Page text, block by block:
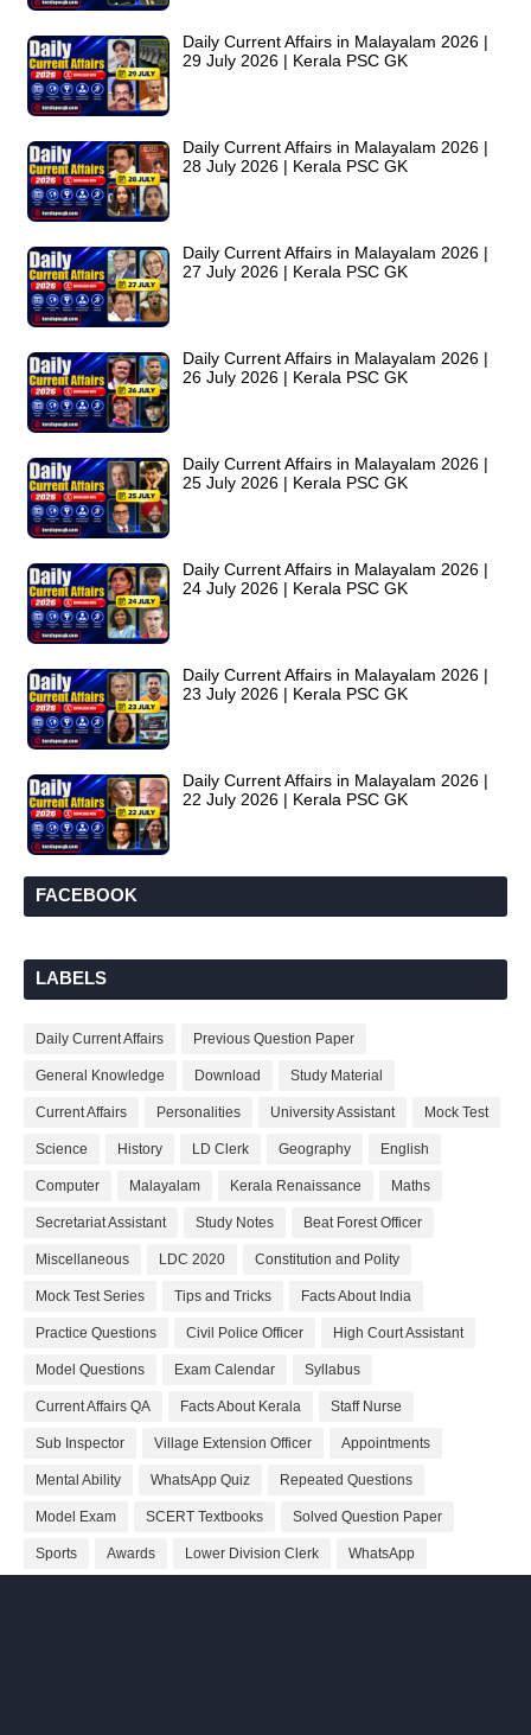
Daily Current Affairs in Malayalam 2026 |
29 July 2026 | Kerala PSC GK
Daily Current Affairs in Malayalam 2026 |
28 July 2026 | Kerala PSC GK
Daily Current Affairs in Malayalam 2026 |
27 July 2026 | Kerala PSC GK
Daily Current Affairs in Malayalam 2026 |
26 July 2026 | Kerala PSC GK
Daily Current Affairs in Malayalam 2026 |
25 July 2026 | Kerala PSC GK
Daily Current Affairs in Malayalam 2026 |
24 July 2026 | Kerala PSC GK
Daily Current Affairs in Malayalam 2026 |
23 July 2026 | Kerala PSC GK
Daily Current Affairs in Malayalam 2026 |
22 July 2026 | Kerala PSC GK
FACEBOOK
LABELS
Daily Current Affairs Previous Question Paper
General Knowledge Download Study Material
Current Affairs Personalities University Assistant Mock Test
Science History LD Clerk Geography English
Computer Malayalam Kerala Renaissance Maths
Secretariat Assistant Study Notes Beat Forest Officer
Miscellaneous LDC 2020 Constitution and Polity
Mock Test Series Tips and Tricks Facts About India
Practice Questions Civil Police Officer High Court Assistant
Model Questions Exam Calendar Syllabus
Current Affairs QA Facts About Kerala Staff Nurse
Sub Inspector Village Extension Officer Appointments
Mental Ability WhatsApp Quiz Repeated Questions
Model Exam SCERT Textbooks Solved Question Paper
Sports Awards Lower Division Clerk WhatsApp